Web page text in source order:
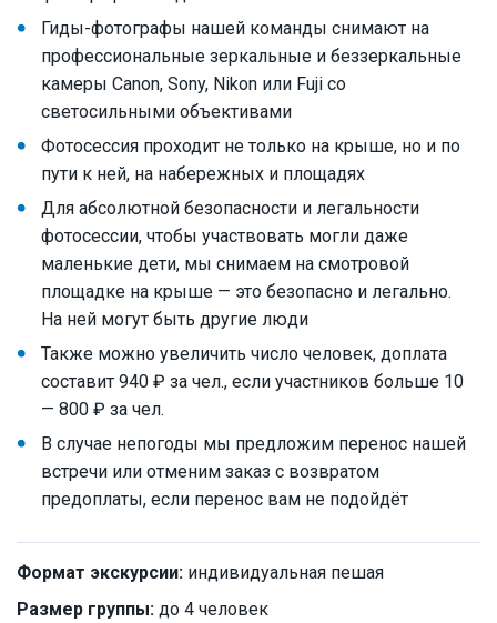
Гиды-фотографы нашей команды снимают на
профессиональные зеркальные и беззеркальные
камеры Canon, Sony, Nikon или Fuji со
светосильными объективами
Фотосессия проходит не только на крыше, но и по
пути к ней, на набережных и площадях
Для абсолютной безопасности и легальности
фотосессии, чтобы участвовать могли даже
маленькие дети, мы снимаем на смотровой
площадке на крыше — это безопасно и легально.
На ней могут быть другие люди
Также можно увеличить число человек, доплата
составит 940 ₽ за чел., если участников больше 10
— 800 ₽ за чел.
В случае непогоды мы предложим перенос нашей
встречи или отменим заказ с возвратом
предоплаты, если перенос вам не подойдёт
Формат экскурсии: индивидуальная пешая
Размер группы: до 4 человек